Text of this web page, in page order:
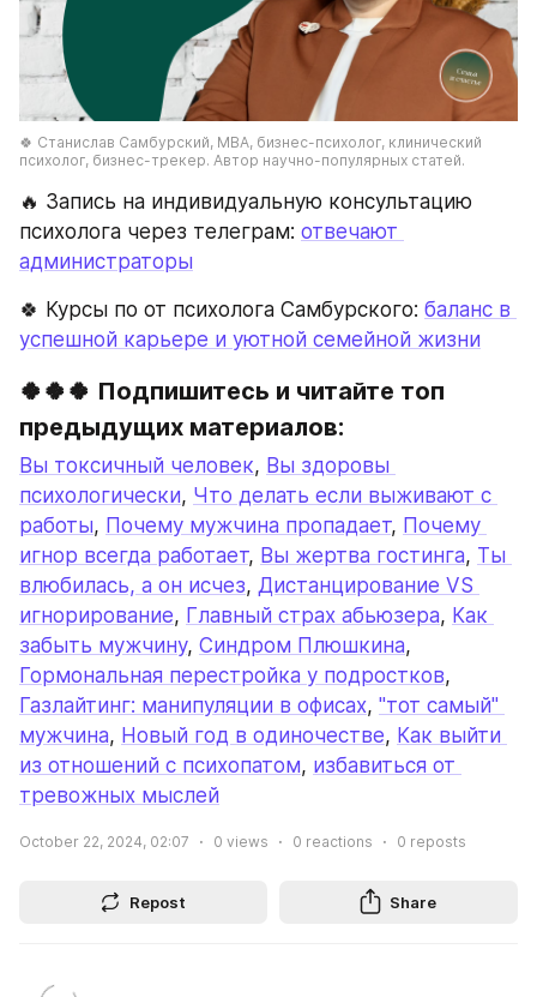
🍀 Станислав Самбурский, МВА, бизнес-психолог, клинический
психолог, бизнес-трекер. Автор научно-популярных статей.
🔥 Запись на индивидуальную консультацию
психолога через телеграм: отвечают
администраторы
🍀 Курсы по от психолога Самбурского: баланс в
успешной карьере и уютной семейной жизни
🍀🍀🍀 Подпишитесь и читайте топ
предыдущих материалов:
Вы токсичный человек, Вы здоровы
психологически, Что делать если выживают с
работы, Почему мужчина пропадает, Почему
игнор всегда работает, Вы жертва гостинга, Ты
влюбилась, а он исчез, Дистанцирование VS
игнорирование, Главный страх абьюзера, Как
забыть мужчину, Синдром Плюшкина
Гормональная перестройка у подростков
Газлайтинг: манипуляции в офисах, "тот самый"
мужчина, Новый год в одиночестве, Как выйти
из отношений с психопатом, избавиться от
тревожных мыслей
October 22, 2024, 02:07 0 views 0 reactions 0 reposts
Repost Share